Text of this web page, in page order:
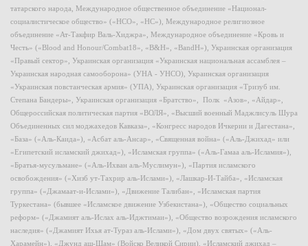
татарского народа, Международное общественное объединение «Национал-
социалистическое общество» («НСО», «НС»), Международное религиозное
объединение «Ат-Такфир Валь-Хиджра», Международное объединение «Кровь и
Честь» («Blood and Honour/Combat18», «B&H», «BandH»), Украинская организация
«Правый сектор», Украинская организация «Украинская национальная ассамблея –
Украинская народная самооборона» (УНА - УНСО), Украинская организация
«Украинская повстанческая армия» (УПА), Украинская организация «Тризуб им.
Степана Бандеры», Украинская организация «Братство», Полк «Азов», «Айдар»,
Общероссийская политическая партия «ВОЛЯ», «Высший военный Маджлисуль Шура
Объединенных сил моджахедов Кавказа», «Конгресс народов Ичкерии и Дагестана»,
«База» («Аль-Каида»), «Асбат аль-Ансар», «Священная война» («Аль-Джихад» или
«Египетский исламский джихад»), «Исламская группа» («Аль-Гамаа аль-Исламия»),
«Братья-мусульмане» («Аль-Ихван аль-Муслимун»), «Партия исламского
освобождения» («Хизб ут-Тахрир аль-Ислами»), «Лашкар-И-Тайба», «Исламская
группа» («Джамаат-и-Ислами»), «Движение Талибан», «Исламская партия
Туркестана» (бывшее «Исламское движение Узбекистана»), «Общество социальных
реформ» («Джамият аль-Ислах аль-Иджтимаи»), «Общество возрождения исламского
наследия» («Джамият Ихья ат-Тураз аль-Ислами»), «Дом двух святых» («Аль-
Харамейн»), «Джунд аш-Шам» (Войско Великой Сирии), «Исламский джихад –